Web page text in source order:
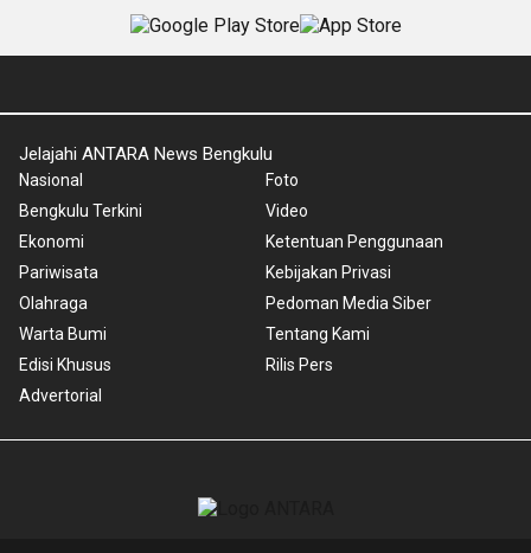
Jelajahi ANTARA News Bengkulu
Nasional
Bengkulu Terkini
Ekonomi
Pariwisata
Olahraga
Warta Bumi
Edisi Khusus
Advertorial
Foto
Video
Ketentuan Penggunaan
Kebijakan Privasi
Pedoman Media Siber
Tentang Kami
Rilis Pers